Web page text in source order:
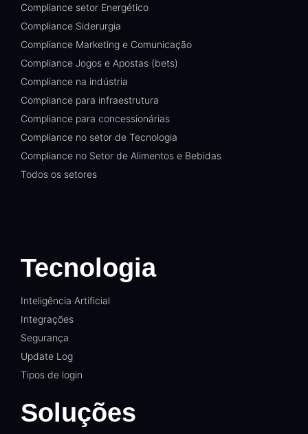
Compliance setor Energético
Compliance Siderurgia
Compliance Marketing e Comunicação
Compliance Jogos e Apostas (bets)
Compliance na indústria
Compliance para infraestrutura
Compliance para concessionárias
Compliance no setor de Tecnologia
Compliance no Setor de Alimentos e Bebidas
Todos os setores
Tecnologia
Inteligência Artificial
Integrações
Segurança
Update Log
Tipos de login
Soluções